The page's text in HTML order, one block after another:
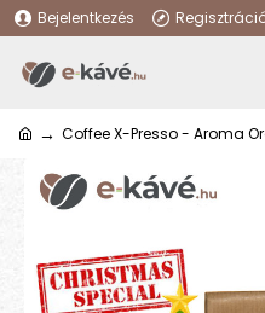
Bejelentkezés
Coffee X-Presso - Aroma